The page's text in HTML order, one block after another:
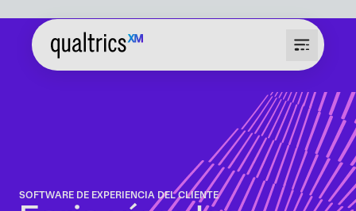
SOFTWARE DE EXPERIENCIA DEL CLIENTE